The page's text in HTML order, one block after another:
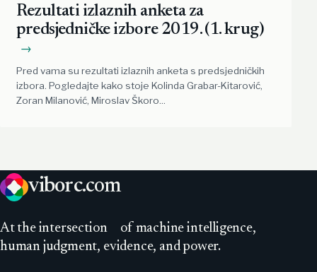
Rezultati izlaznih anketa za
predsjedničke izbore 2019. (1. krug)
→
Pred vama su rezultati izlaznih anketa s predsjedničkih
izbora. Pogledajte kako stoje Kolinda Grabar-Kitarović,
Zoran Milanović, Miroslav Škoro...
viborc.com
At the intersection
of machine intelligence,
human judgment, evidence, and power.